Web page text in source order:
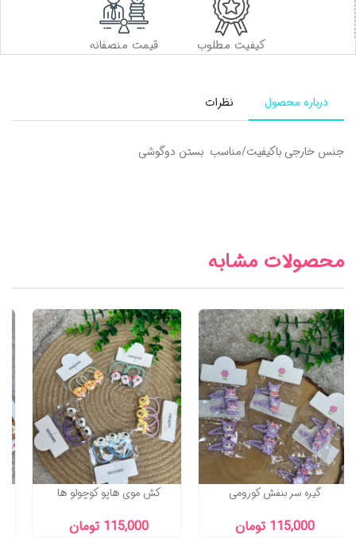
قیمت منصفانه کیفیت مطلوب
درباره محصول نظرات
جنس خارجی باکیفیت/مناسب بستن دوگوشی
محصولات مشابه
کش موی هاپو کوچولو ها
115,000 تومان
گیره سر بنفش کورومی
115,000 تومان